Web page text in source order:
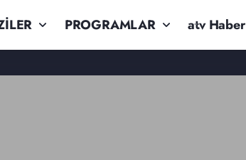
PROGRAMLAR atv Haber